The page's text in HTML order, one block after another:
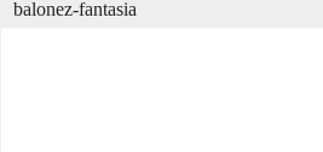
balonez-fantasia